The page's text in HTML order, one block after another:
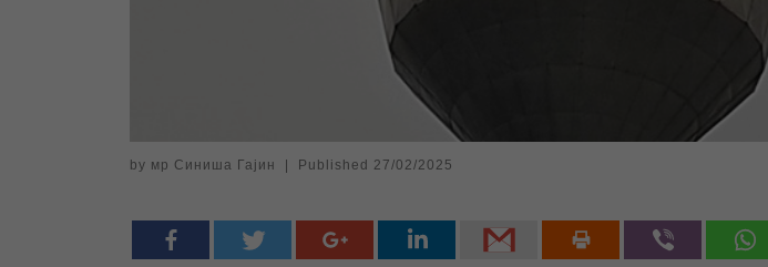
by мр Синиша Гајин Published 27/02/2025